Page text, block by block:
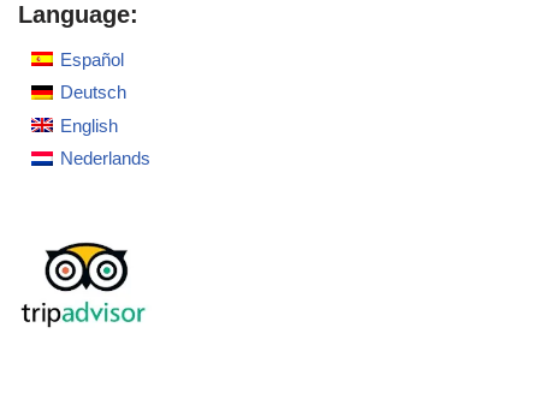
Language:
Español
Deutsch
English
Nederlands